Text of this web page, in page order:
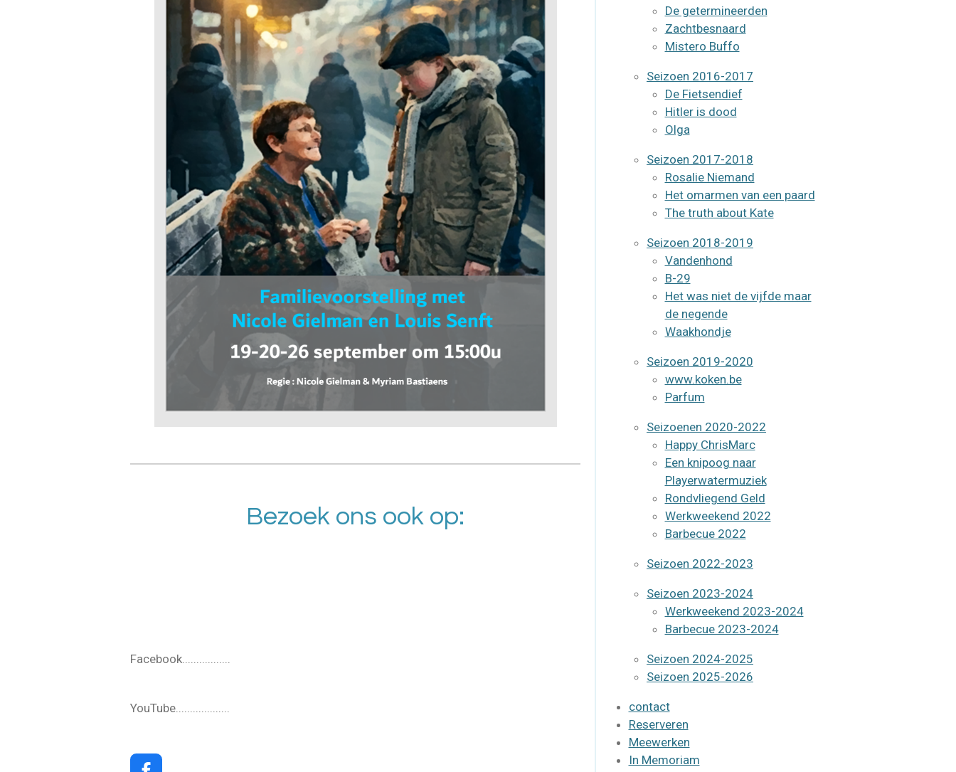
Bezoek ons ook op:
Facebook.................
YouTube...................
De getermineerden
Zachtbesnaard
Mistero Buffo
Seizoen 2016-2017
De Fietsendief
Hitler is dood
Olga
Seizoen 2017-2018
Rosalie Niemand
Het omarmen van een paard
The truth about Kate
Seizoen 2018-2019
Vandenhond
B-29
Het was niet de vijfde maar
de negende
Waakhondje
Seizoen 2019-2020
www.koken.be
Parfum
Seizoenen 2020-2022
Happy ChrisMarc
Een knipoog naar
Playerwatermuziek
Rondvliegend Geld
Werkweekend 2022
Barbecue 2022
Seizoen 2022-2023
Seizoen 2023-2024
Werkweekend 2023-2024
Barbecue 2023-2024
Seizoen 2024-2025
Seizoen 2025-2026
contact
Reserveren
Meewerken
In Memoriam